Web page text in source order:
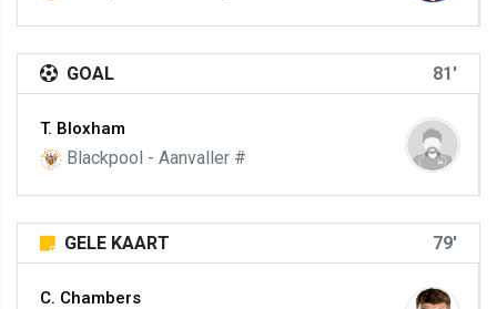
GOAL 81'
T. Bloxham
Blackpool - Aanvaller #
GELE KAART 79'
C. Chambers